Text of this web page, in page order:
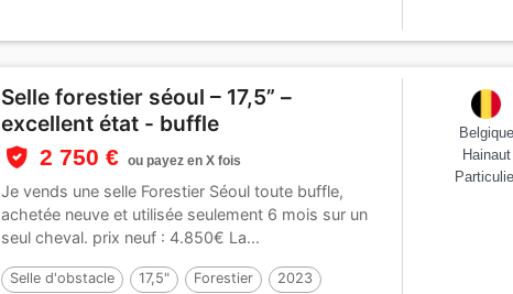
Selle forestier séoul – 17,5” –
excellent état - buffle
2 750 € ou payez en X fois
Je vends une selle Forestier Séoul toute buffle,
achetée neuve et utilisée seulement 6 mois sur un
seul cheval. prix neuf : 4.850€ La...
Selle d'obstacle 17,5" Forestier 2023
Belgique
Hainaut